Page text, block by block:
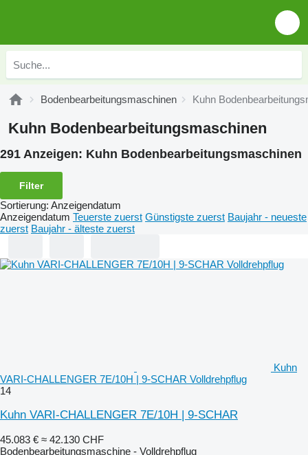
Bodenbearbeitungsmaschinen Kuhn
Kuhn Bodenbearbeitungsmaschinen
291 Anzeigen: Kuhn Bodenbearbeitungsmaschinen
Filter
Sortierung: Anzeigendatum
Anzeigendatum Teuerste zuerst Günstigste zuerst Baujahr - neueste
zuerst Baujahr - älteste zuerst
Kuhn
VARI-CHALLENGER 7E/10H | 9-SCHAR Volldrehpflug
14
Kuhn VARI-CHALLENGER 7E/10H | 9-SCHAR
45.083 € ≈ 42.130 CHF
Bodenbearbeitungsmaschine - Volldrehpflug